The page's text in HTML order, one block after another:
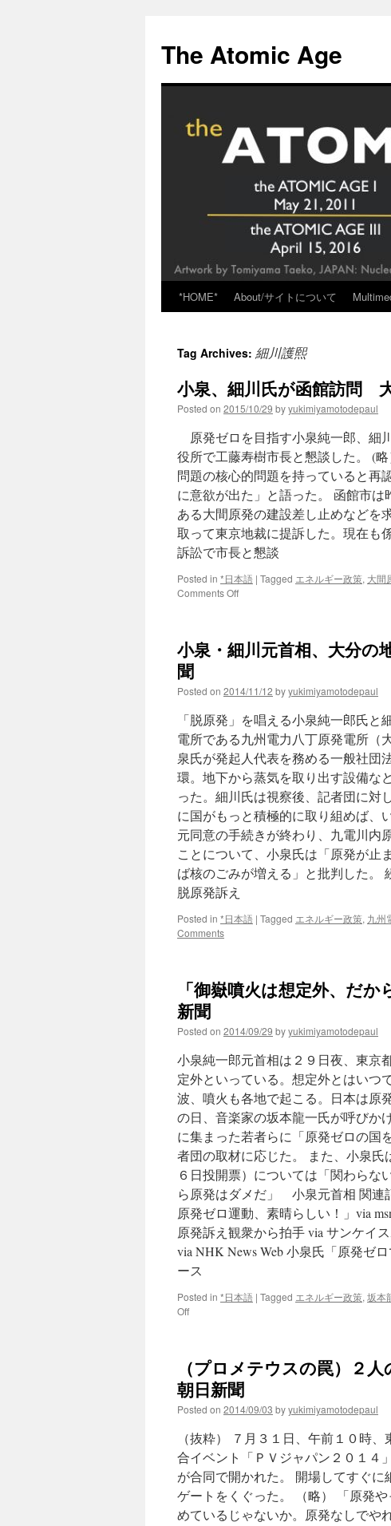
content
The Atomic Age
*HOME* About/サイトについて
Tag Archives: 細川護熙
小泉、細川氏が函館訪問
Posted on 2015/10/29 byyukimiyamotodepaul
原発ゼロを目指す小泉純一郎、細
役所で工藤寿樹市長と懇談した。 (
問題の核心的問題を持っていると再
に意欲が出た」と語った。 函館市
ある大間原発の建設差し止めなどを
取って東京地裁に提訴した。現在
訴訟で市長と懇談
Posted in *日本語 | Tagged エネルギー政策, 大間
Comments Offon
川
函
訪
問
大
間
原
発
訴
訟
で
市
と
via
小泉・細川元首相、大分
聞
Posted on 2014/11/12 byyukimiyamotodepaul
「脱原発」を唱える小泉純一郎氏
電所である九州電力八丁原発電所（
泉氏が発起人代表を務める一般社団
環。地下から蒸気を取り出す設備な
った。細川氏は視察後、記者団に対
に国がもっと積極的に取り組めば、
元同意の手続きが終わり、九電川内
ことについて、小泉氏は「原発が止
ば核のごみが増える」と批判した
脱原発訴え
Posted in *日本語 | Tagged エネルギー政策, 九州
Comments
「御嶽噴火は想定外、だ
新聞
Posted on 2014/09/29 byyukimiyamotodepaul
小泉純一郎元首相は２９日夜、東京
定外といっている。想定外とはいつ
波、噴火も各地で起こる。日本は原
の日、音楽家の坂本龍一氏が呼びか
に集まった若者らに「原発ゼロの国
者団の取材に応じた。 また、小泉
６日投開票）については「関わらな
ら原発はダメだ」 小泉元首相 関連
原発ゼロ運動、素晴らしい！」via
原発訴え観衆から拍手 via サンケイ
via NHK News Web 小泉氏「原発ゼ
ース
Posted in *日本語 | Tagged エネルギー政策, 坂本
Offon
火
は
想
定
だ
か
ら
原
発
は
（プロメテウスの罠）２
朝日新聞
Posted on 2014/09/03 byyukimiyamotodepaul
（抜粋） ７月３１日、午前１０時
合イベント「ＰＶジャパン２０１４
が合同で開かれた。 開場してすぐ
ゲートをくぐった。 （略） 「原発
めているじゃないか。原発なしでや